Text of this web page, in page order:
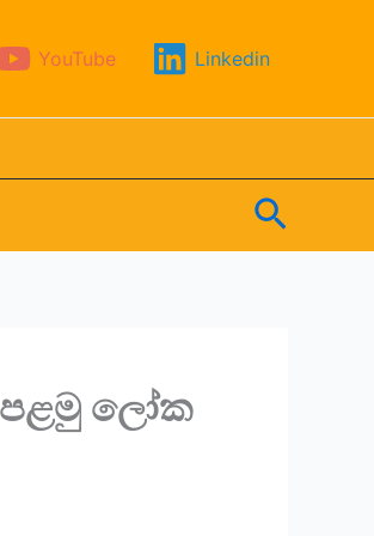
YouTube Linkedin
Search
පළමු ලෝක